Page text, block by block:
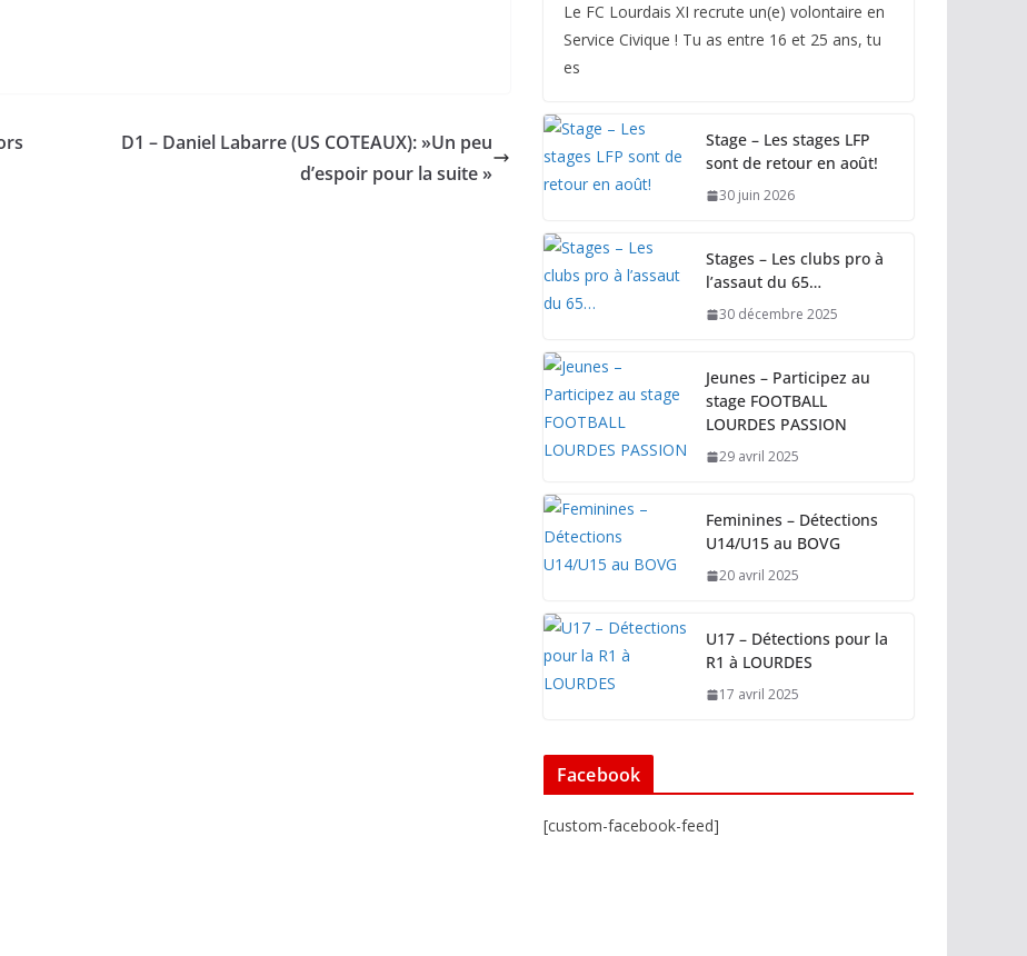
D1 – Daniel Labarre (US COTEAUX): »Un peu
d’espoir pour la suite »
Le FC Lourdais XI recrute un(e) volontaire en
Service Civique ! Tu as entre 16 et 25 ans, tu
es
Stage – Les stages LFP
sont de retour en août!
30 juin 2026
Stages – Les clubs pro à
l’assaut du 65…
30 décembre 2025
Jeunes – Participez au
stage FOOTBALL
LOURDES PASSION
29 avril 2025
Feminines – Détections
U14/U15 au BOVG
20 avril 2025
U17 – Détections pour la
R1 à LOURDES
17 avril 2025
Facebook
[custom-facebook-feed]